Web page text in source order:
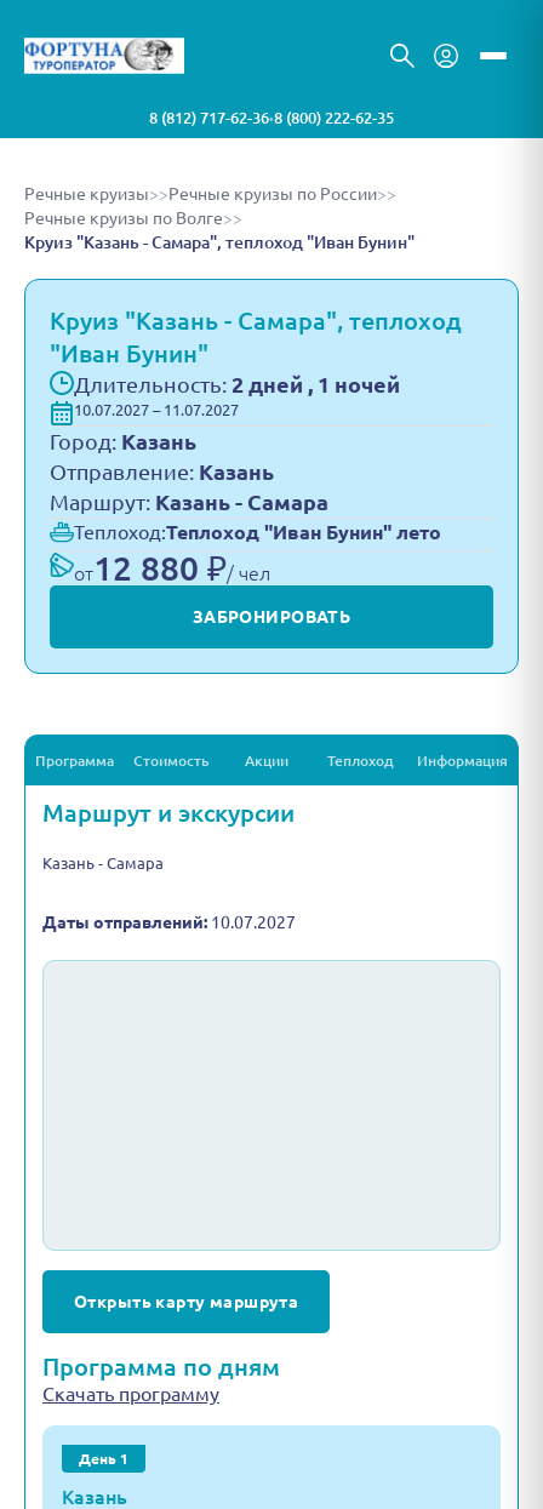
8 (812) 717-62-36•8 (800) 222-62-35
Речные круизы>>Речные круизы по России>>
Речные круизы по Волге>>
Круиз "Казань - Самара", теплоход "Иван Бунин"
Круиз "Казань - Самара", теплоход
"Иван Бунин"
Длительность: 2 дней , 1 ночей
10.07.2027 – 11.07.2027
Город: Казань
Отправление: Казань
Маршрут: Казань - Самара
Теплоход:Теплоход "Иван Бунин" лето
от12 880 ₽/ чел
ЗАБРОНИРОВАТЬ
Программа Стоимость Акции Теплоход Информация
Маршрут и экскурсии
Казань - Самара
Даты отправлений: 10.07.2027
Открыть карту маршрута
Программа по дням
Скачать программу
День 1
Казань